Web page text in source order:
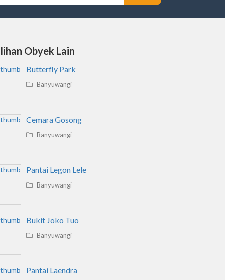
Obyek Lain
Butterfly Park
Banyuwangi
Cemara Gosong
Banyuwangi
Pantai Legon Lele
Banyuwangi
Bukit Joko Tuo
Banyuwangi
Pantai Laendra